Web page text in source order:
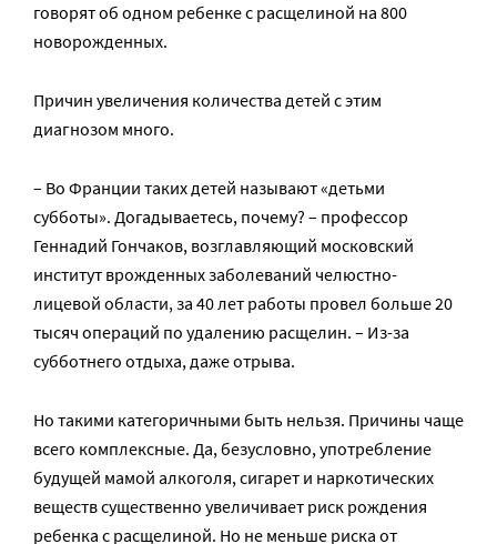
говорят об одном ребенке с расщелиной на 800
новорожденных.
Причин увеличения количества детей с этим
диагнозом много.
– Во Франции таких детей называют «детьми
субботы». Догадываетесь, почему? – профессор
Геннадий Гончаков, возглавляющий московский
институт врожденных заболеваний челюстно-
лицевой области, за 40 лет работы провел больше 20
тысяч операций по удалению расщелин. – Из-за
субботнего отдыха, даже отрыва.
Но такими категоричными быть нельзя. Причины чаще
всего комплексные. Да, безусловно, употребление
будущей мамой алкоголя, сигарет и наркотических
веществ существенно увеличивает риск рождения
ребенка с расщелиной. Но не меньше риска от